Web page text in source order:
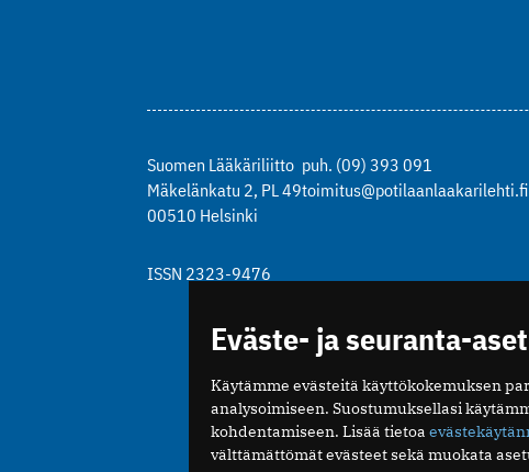
Suomen Lääkäriliitto
Mäkelänkatu 2, PL 49
00510 Helsinki
puh. (09) 393 091
toimitus@potilaanlaakarilehti.fi
ISSN 2323-9476
Eväste- ja seuranta-
Käytämme evästeitä käyttökokemuksen
analysoimiseen. Suostumuksellasi
kohdentamiseen. Lisää tietoa
välttämättömät evästeet sekä muokata